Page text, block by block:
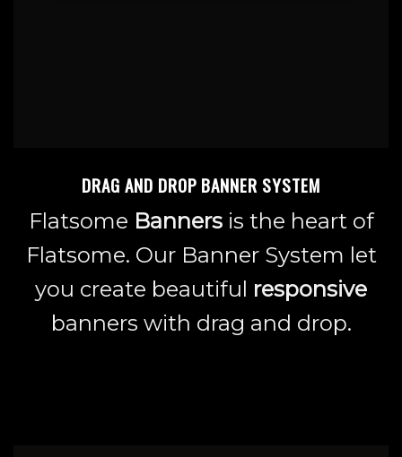
DRAG AND DROP BANNER SYSTEM
Flatsome Bannersis the heart of
Flatsome. Our Banner System let
you create beautiful responsive
banners with drag and drop.